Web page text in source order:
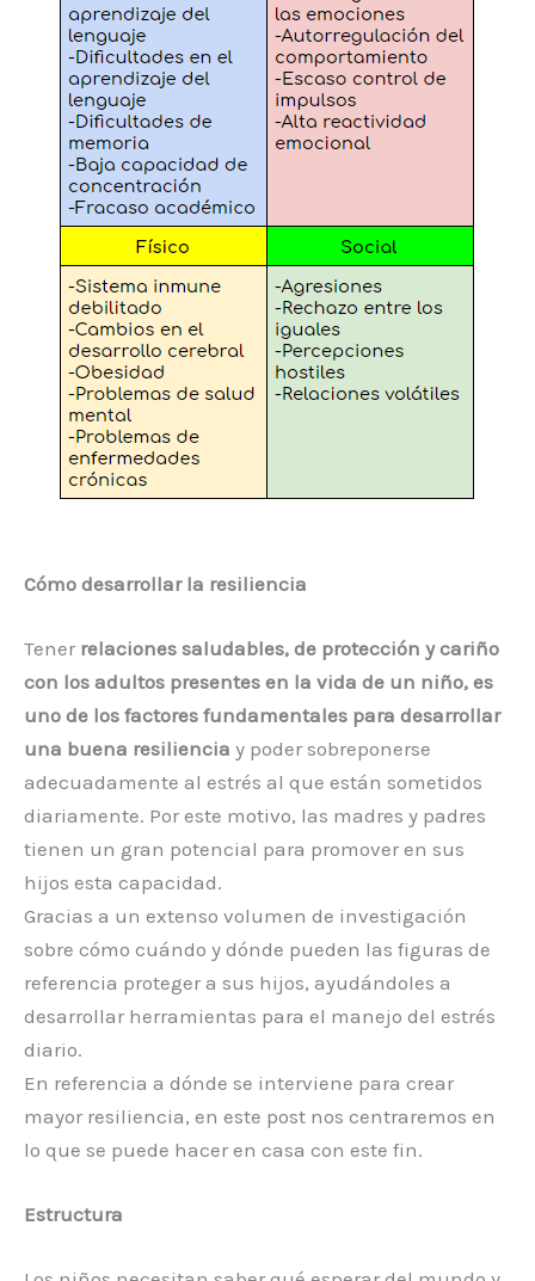
Cómo desarrollar la resiliencia
Tener relaciones saludables, de protección y cariño
con los adultos presentes en la vida de un niño, es
uno de los factores fundamentales para desarrollar
una buena resiliencia y poder sobreponerse
adecuadamente al estrés al que están sometidos
diariamente. Por este motivo, las madres y padres
tienen un gran potencial para promover en sus
hijos esta capacidad.
Gracias a un extenso volumen de investigación
sobre cómo cuándo y dónde pueden las figuras de
referencia proteger a sus hijos, ayudándoles a
desarrollar herramientas para el manejo del estrés
diario.
En referencia a dónde se interviene para crear
mayor resiliencia, en este post nos centraremos en
lo que se puede hacer en casa con este fin.
Estructura